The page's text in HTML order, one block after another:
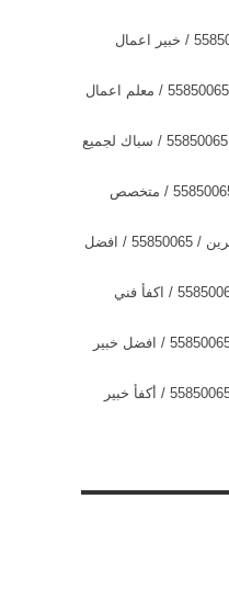
معلم صحي سباك البر / 55850065 / خبير اعمال
معلم صحي سباك الاندلس / 55850065 / معلم اعمال
معلم صحي سباك الاحمدي / 55850065 / سباك لجميع
معلم صحي سباك اشبيلية / 55850065 / متخصص
معلم صحي سباك أسواق القرين / 55850065 / افضل
معلم صحي سباك الدعية / 55850065 / اكفأ فني
معلم صحي سباك الدسمة / 55850065 / افضل خبير
معلم صحي سباك الخيران / 55850065 / أكفأ خبير